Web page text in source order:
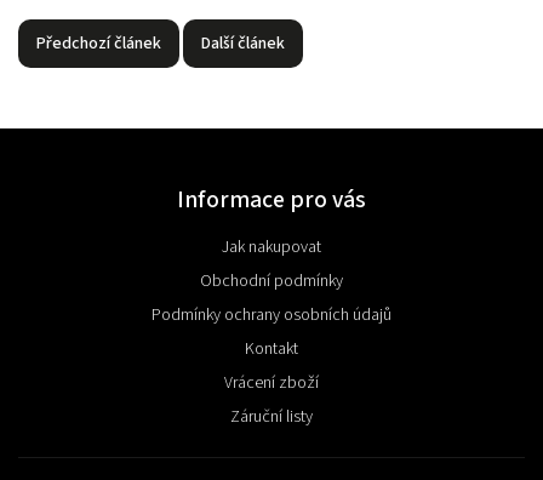
Předchozí článek Další článek
Informace pro vás
Jak nakupovat
Obchodní podmínky
Podmínky ochrany osobních údajů
Kontakt
Vrácení zboží
Záruční listy